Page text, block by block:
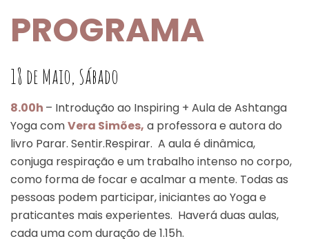
PROGRAMA
18 de Maio, Sábado
8.00h – Introdução ao Inspiring + Aula de Ashtanga
Yoga comVera Simões, a professora e autora do
livro Parar. Sentir.Respirar. A aula é dinâmica,
conjuga respiração e um trabalho intenso no corpo,
como forma de focar e acalmar a mente. Todas as
pessoas podem participar, iniciantes ao Yoga e
praticantes mais experientes. Haverá duas aulas,
cada uma com duração de 1.15h.